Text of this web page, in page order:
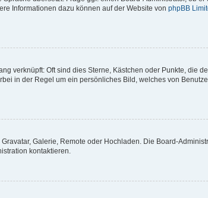
Informationen dazu können auf der Website von phpBB
verknüpft: Oft sind dies Sterne, Kästchen oder Punkte, die
in der Regel um ein persönliches Bild, welches von
Galerie, Remote oder Hochladen. Die Board-
kontaktieren.